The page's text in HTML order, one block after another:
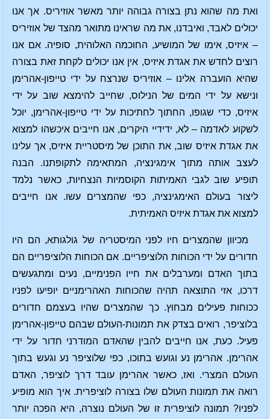
ואת מה שהוא נתן בצורה גבוהה יותר מאשר אוזיריס. אך אנו
יכולים לאבד, ואיבדנו, את מה שראינו מתואר מהצד של אוזיריס
– איזיס, אימו של המושיע, החוכמה האלוהית, סופיה. אם אנו
רוצים לחדש את אגדת איזיס, אין אנו יכולים לקחת זאת בצורה
שהיא הועברה אלינו – אוזיריס שנרצח על ידי טייפון-אהרימן
ונישא על ידי המים של הנילוס, שחייב להימצא שוב על ידי
איזיס, כדי שגופו, החתוך לחתיכות על ידי טייפון-אהרימן, יוכל
לשקוע לאדמה – לא, ידידיי היקרים, אנו חייבים איכשהו למצוא
את אגדת איזיס שוב, את התוכן של מיסטריית איזיס, אך עלינו
לעצב אותה מתוך אימגינציה, המתאימה לתקופתנו. הבנה
תופיע שוב לגבי האמיתות הקוסמיות הנצחיות, כאשר נלמד
ליצור בעולם האימגינציה, כפי שהמצרים עשו. אנו חייבים
למצוא את אגדת איזיס האמיתית.
מכיוון שהמצרים חיו לפני המיסטריה של גולגותא, הם היו
חדורים על ידי הכוחות הלוציפריים. אם הכוחות הלוציפריים הם
בתוך האדם ומערבלים את חייו הפנימיים, נעים ומתגעשים
דרכו, אזי התוצאה תהיה שהכוחות האהרימניים יופיעו לפניו
ככוחות פעילים מבחוץ. כך שהמצרים שהיו בעצמם חדורים
בלוציפר, רואים בצדק את תמונות-העולם שבהם טייפון-אהרימן
פעיל. כעת, אנו חייבים להבין שהאדם המודרני חדור על ידי
אהרימן. אהרימן נע וגועש בתוכו, כפי שלוציפר נע וגעש בתוך
העולם המצרי. ואז, כאשר אהרימן עובד דרך לוציפר, האדם
רואה את תמונות העולם שלו בצורה לוציפרית. איך הוא מופיע
לפניו? תמונה לוציפרית זו של העולם נוצרה, היא הפכה יותר